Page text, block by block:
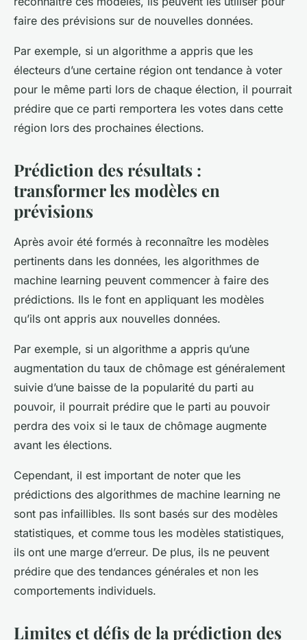
faire des prévisions sur de nouvelles données.
Par exemple, si un algorithme a appris que les
électeurs d’une certaine région ont tendance à voter
pour le même parti lors de chaque élection, il pourrait
prédire que ce parti remportera les votes dans cette
région lors des prochaines élections.
Prédiction des résultats :
transformer les modèles en
prévisions
Après avoir été formés à reconnaître les modèles
pertinents dans les données, les algorithmes de
machine learning peuvent commencer à faire des
prédictions. Ils le font en appliquant les modèles
qu’ils ont appris aux nouvelles données.
Par exemple, si un algorithme a appris qu’une
augmentation du taux de chômage est généralement
suivie d’une baisse de la popularité du parti au
pouvoir, il pourrait prédire que le parti au pouvoir
perdra des voix si le taux de chômage augmente
avant les élections.
Cependant, il est important de noter que les
prédictions des algorithmes de machine learning ne
sont pas infaillibles. Ils sont basés sur des modèles
statistiques, et comme tous les modèles statistiques,
ils ont une marge d’erreur. De plus, ils ne peuvent
prédire que des tendances générales et non les
comportements individuels.
Limites et défis de la prédiction des